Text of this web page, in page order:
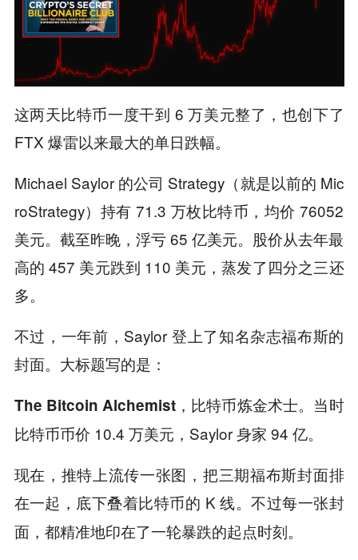
这两天比特币一度干到 6 万美元整了，也创下了
FTX 爆雷以来最大的单日跌幅。
Michael Saylor 的公司 Strategy（就是以前的 Mic
roStrategy）持有 71.3 万枚比特币，均价 76052
美元。截至昨晚，浮亏 65 亿美元。股价从去年最
高的 457 美元跌到 110 美元，蒸发了四分之三还
多。
不过，一年前，Saylor 登上了知名杂志福布斯的
封面。大标题写的是：
The Bitcoin Alchemist，比特币炼金术士。 当时
比特币币价 10.4 万美元，Saylor 身家 94 亿。
现在，推特上流传一张图，把三期福布斯封面排
在一起，底下叠着比特币的 K 线。不过每一张封
面，都精准地印在了一轮暴跌的起点时刻。